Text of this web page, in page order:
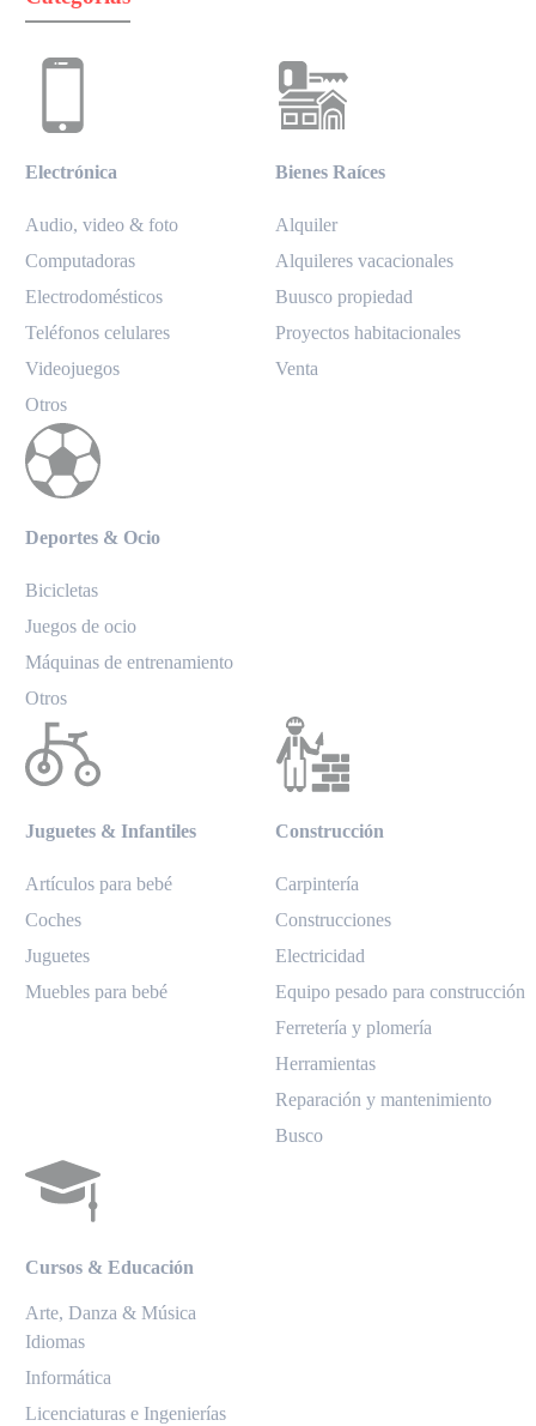
Electrónica
Audio, video & foto
Computadoras
Electrodomésticos
Teléfonos celulares
Videojuegos
Otros
Bienes Raíces
Alquiler
Alquileres vacacionales
Buusco propiedad
Proyectos habitacionales
Venta
Deportes & Ocio
Bicicletas
Juegos de ocio
Máquinas de entrenamiento
Otros
Juguetes & Infantiles
Artículos para bebé
Coches
Juguetes
Muebles para bebé
Construcción
Carpintería
Construcciones
Electricidad
Equipo pesado para construcción
Ferretería y plomería
Herramientas
Reparación y mantenimiento
Busco
Cursos & Educación
Arte, Danza & Música
Idiomas
Informática
Licenciaturas e Ingenierías